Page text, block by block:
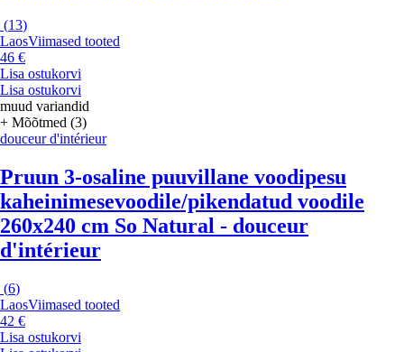
(13)
LaosViimased tooted
46 €
Lisa ostukorvi
Lisa ostukorvi
muud variandid
+ Mõõtmed (3)
douceur d'intérieur
Pruun 3-osaline puuvillane voodipesu
kaheinimesevoodile/pikendatud voodile
260x240 cm So Natural - douceur
d'intérieur
(6)
LaosViimased tooted
42 €
Lisa ostukorvi